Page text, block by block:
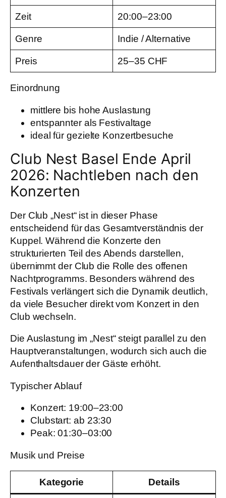
Zeit 20:00–23:00
Genre Indie / Alternative
Preis 25–35 CHF
Einordnung
mittlere bis hohe Auslastung
entspannter als Festivaltage
ideal für gezielte Konzertbesuche
Club Nest Basel Ende April
2026: Nachtleben nach den
Konzerten
Der Club „Nest“ ist in dieser Phase
entscheidend für das Gesamtverständnis der
Kuppel. Während die Konzerte den
strukturierten Teil des Abends darstellen,
übernimmt der Club die Rolle des offenen
Nachtprogramms. Besonders während des
Festivals verlängert sich die Dynamik deutlich,
da viele Besucher direkt vom Konzert in den
Club wechseln.
Die Auslastung im „Nest“ steigt parallel zu den
Hauptveranstaltungen, wodurch sich auch die
Aufenthaltsdauer der Gäste erhöht.
Typischer Ablauf
Konzert: 19:00–23:00
Clubstart: ab 23:30
Peak: 01:30–03:00
Musik und Preise
Kategorie Details